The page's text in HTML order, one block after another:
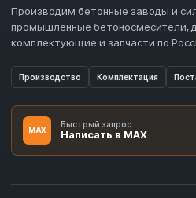
Производим бетонные заводы и
промышленные бетоносмесители,
комплектующие и запчасти по
Производство Комплектация
MAX
Быстрый запрос
Написать в MAX